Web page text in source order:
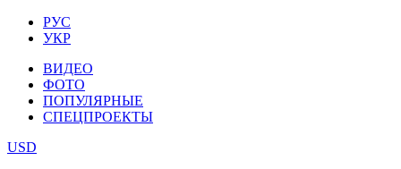
РУС
УКР
ВИДЕО
ФОТО
ПОПУЛЯРНЫЕ
СПЕЦПРОЕКТЫ
USD